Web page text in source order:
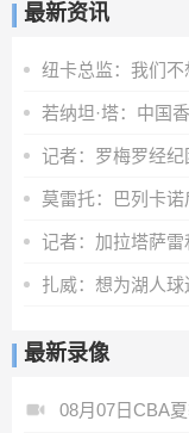
最新资讯
最新录像
08月07日CBA